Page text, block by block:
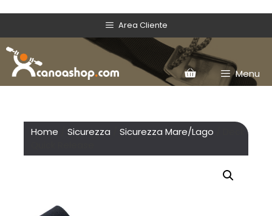
Area Cliente
Menu
Home Sicurezza Sicurezza Mare/Lago